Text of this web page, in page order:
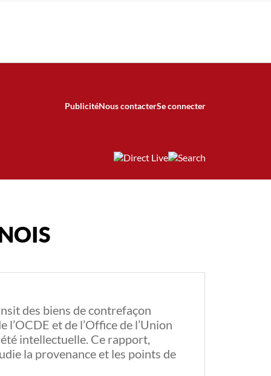
PublicitéNous contacterSe connecter
des biens de contrefaçon
et de l’Office de l’Union
intellectuelle. Ce rapport,
la provenance et les points de